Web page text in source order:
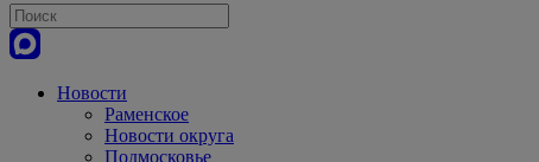
Новости
Раменское
Новости округа
Подмосковье